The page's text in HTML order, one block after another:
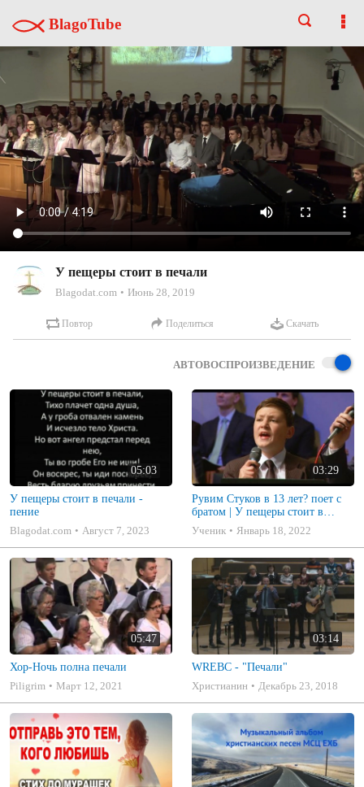
BlagoTube
У пещеры стоит в печали
Blagodat.com Июнь 28, 2019
Повтор Поделиться Скачать
АВТОВОСПРОИЗВЕДЕНИЕ
05:03
У пещеры стоит в печали -
пение
Blagodat.com
Август 7, 2023
03:29
Рувим Стуков в 13 лет? поет с
братом | У пещеры стоит в
печали
Ученик Январь 18, 2022
05:47
Хор-Ночь полна печали
Piligrim
Март 12, 2021
03:14
WREBC - "Печали"
Христианин
Декабрь 23, 2018